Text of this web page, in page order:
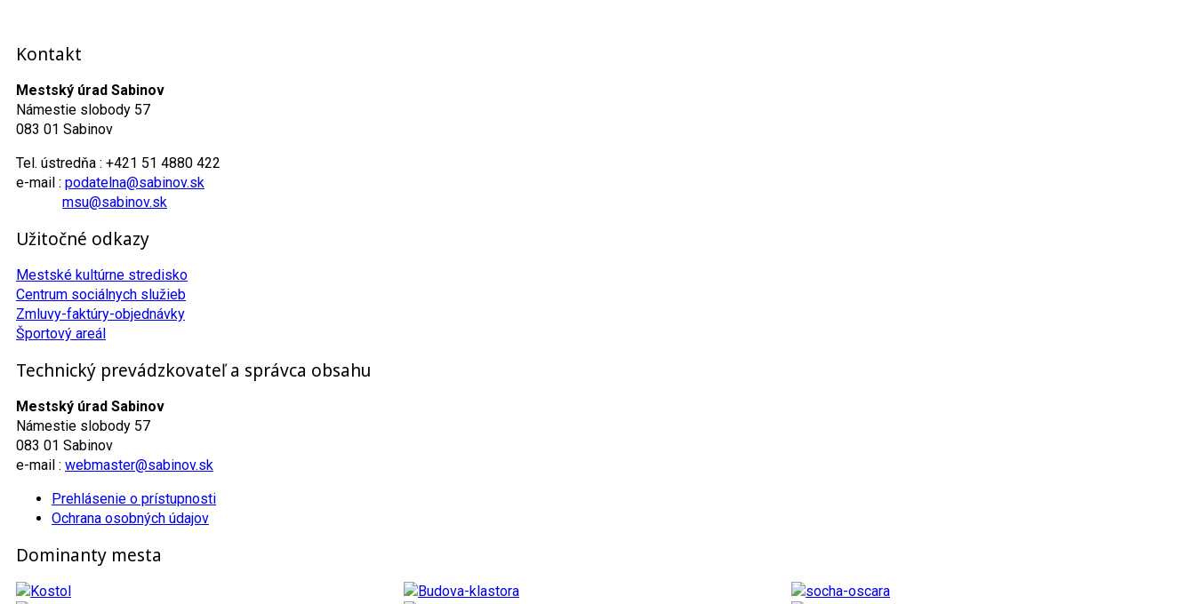
Kontakt
Mestský úrad Sabinov
Námestie slobody 57
083 01 Sabinov
Tel. ústredňa : +421 51 4880 422
e-mail : podatelna@sabinov.sk
msu@sabinov.sk
Užitočné odkazy
Mestské kultúrne stredisko
Centrum sociálnych služieb
Zmluvy-faktúry-objednávky
Športový areál
Technický prevádzkovateľ a správca obsahu
Mestský úrad Sabinov
Námestie slobody 57
083 01 Sabinov
e-mail : webmaster@sabinov.sk
Prehlásenie o prístupnosti
Ochrana osobných údajov
Dominanty mesta